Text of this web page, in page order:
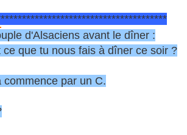
d'Alsaciens avant le dîner :
ce que tu nous fais à dîner ce soir ?
commence par un C.